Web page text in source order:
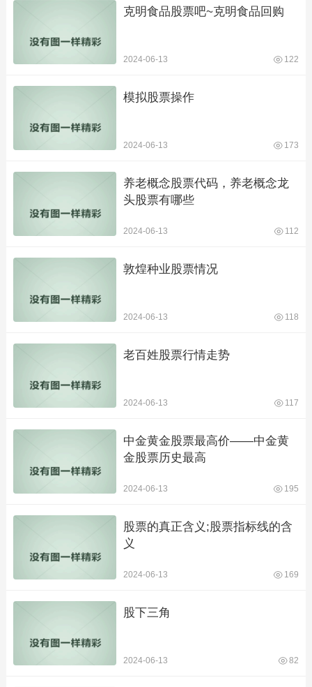
克明食品股票吧~克明食品回购
2024-06-13 122
模拟股票操作
2024-06-13 173
养老概念股票代码，养老概念龙
头股票有哪些
2024-06-13 112
敦煌种业股票情况
2024-06-13 118
老百姓股票行情走势
2024-06-13 117
中金黄金股票最高价——中金黄
金股票历史最高
2024-06-13 195
股票的真正含义;股票指标线的含
义
2024-06-13 169
股下三角
2024-06-13 82